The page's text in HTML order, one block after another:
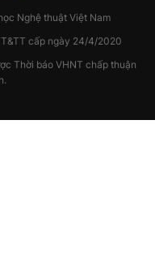
Nghệ thuật Việt Nam
cấp ngày 24/4/2020
Thời báo VHNT chấp thuận